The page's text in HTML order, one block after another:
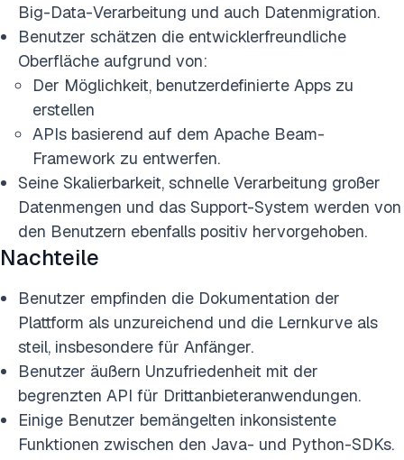
Big-Data-Verarbeitung und auch Datenmigration.
Benutzer schätzen die entwicklerfreundliche
Oberfläche aufgrund von:
Der Möglichkeit, benutzerdefinierte Apps zu
erstellen
APIs basierend auf dem Apache Beam-
Framework zu entwerfen.
Seine Skalierbarkeit, schnelle Verarbeitung großer
Datenmengen und das Support-System werden von
den Benutzern ebenfalls positiv hervorgehoben.
Nachteile
Benutzer empfinden die Dokumentation der
Plattform als unzureichend und die Lernkurve als
steil, insbesondere für Anfänger.
Benutzer äußern Unzufriedenheit mit der
begrenzten API für Drittanbieteranwendungen.
Einige Benutzer bemängelten inkonsistente
Funktionen zwischen den Java- und Python-SDKs.